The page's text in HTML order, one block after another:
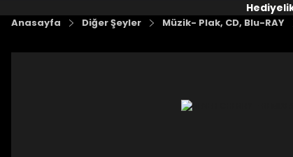
Anasayfa Diğer Şeyler Müzik- Plak, CD, Blu-RAY